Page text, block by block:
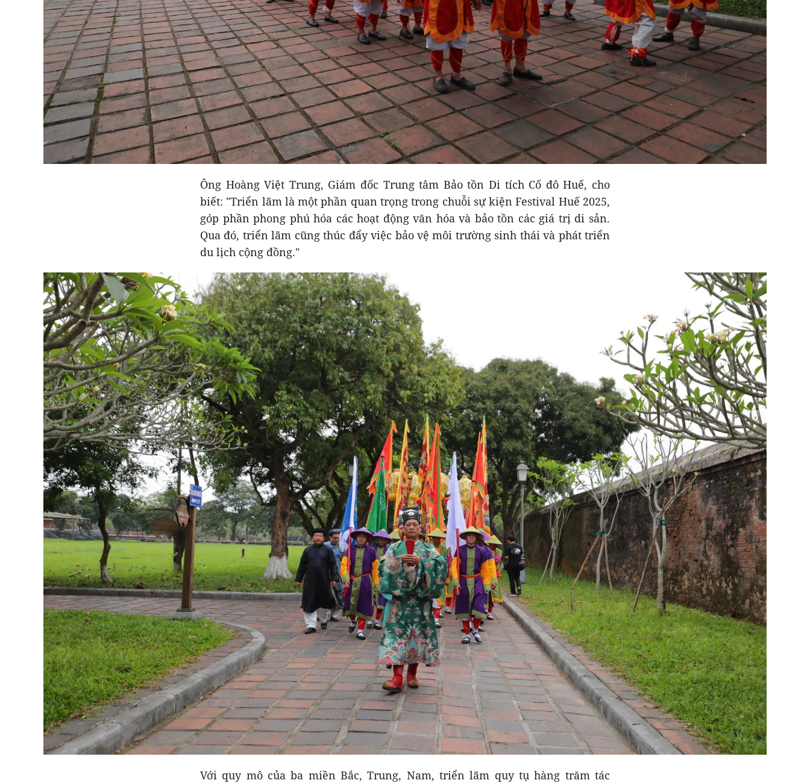
Ông Hoàng Việt Trung, Giám đốc Trung tâm Bảo tồn Di tích Cố đô Huế, cho
biết: "Triển lãm là một phần quan trọng trong chuỗi sự kiện Festival Huế 2025,
góp phần phong phú hóa các hoạt động văn hóa và bảo tồn các giá trị di sản.
Qua đó, triển lãm cũng thúc đẩy việc bảo vệ môi trường sinh thái và phát triển
du lịch cộng đồng."
Với quy mô của ba miền Bắc, Trung, Nam, triển lãm quy tụ hàng trăm tác